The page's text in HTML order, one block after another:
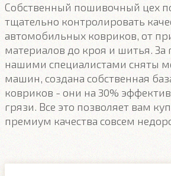
Собственный пошивочный цех
тщательно контролировать
автомобильных ковриков, от
материалов до кроя и шитья. За
нашими специалистами сняты
машин, создана собственная
ковриков - они на 30%
грязи. Все это позволяет вам
премиум качества совсем